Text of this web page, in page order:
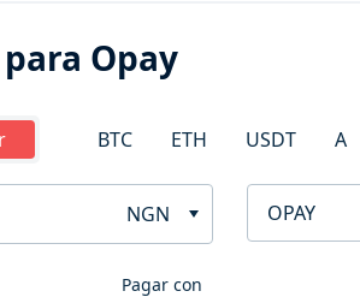
Opay
BTC ETH USDT A
NGN OPAY
Pagar con